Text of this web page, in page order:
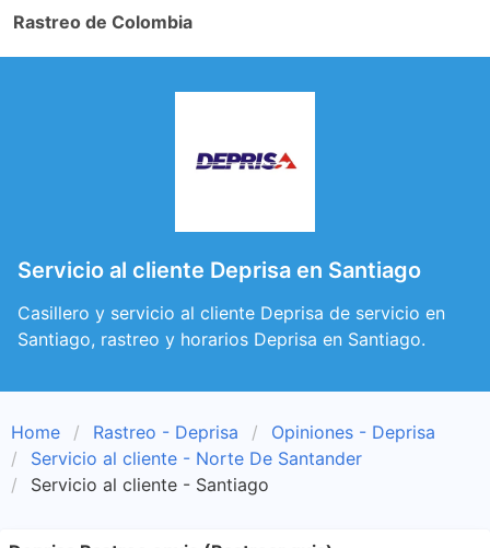
Rastreo de Colombia
Servicio al cliente Deprisa en Santiago
Casillero y servicio al cliente Deprisa de servicio en
Santiago, rastreo y horarios Deprisa en Santiago.
Home Rastreo - Deprisa
Opiniones - Deprisa
Servicio al cliente - Norte De Santander
Servicio al cliente - Santiago